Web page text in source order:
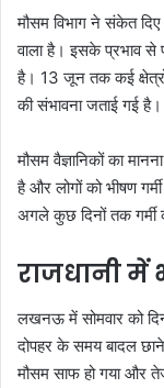
मौसम विभाग ने संकेत
वाला है। इसके प्रभाव से
है। 13 जून तक कई क्षेत्रों
की संभावना जताई गई है।
मौसम वैज्ञानिकों का
है और लोगों को भीषण
अगले कुछ दिनों तक गर्मी
राजधानी
लखनऊ में सोमवार को
दोपहर के समय बादल
मौसम साफ हो गया और